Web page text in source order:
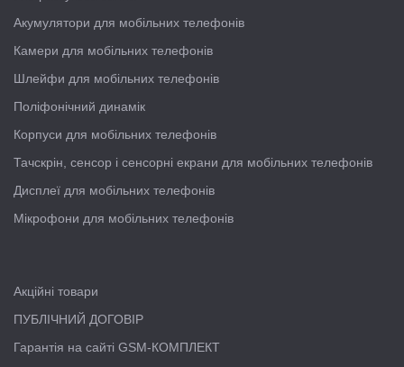
Акумулятори для мобільних телефонів
Камери для мобільних телефонів
Шлейфи для мобільних телефонів
Поліфонічний динамік
Корпуси для мобільних телефонів
Тачскрін, сенсор і сенсорні екрани для мобільних телефонів
Дисплеї для мобільних телефонів
Мікрофони для мобільних телефонів
Акційні товари
ПУБЛІЧНИЙ ДОГОВІР
Гарантія на сайті GSM-КОМПЛЕКТ